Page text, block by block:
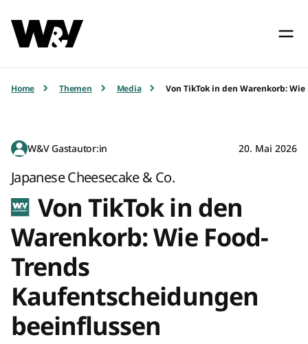
Home Themen Media Von TikTok in den Warenkorb:
W&V Gastautor:in 20. Mai 2026
Japanese Cheesecake & Co.
Von TikTok in den
Warenkorb: Wie Food-
Trends
Kaufentscheidungen
beeinflussen